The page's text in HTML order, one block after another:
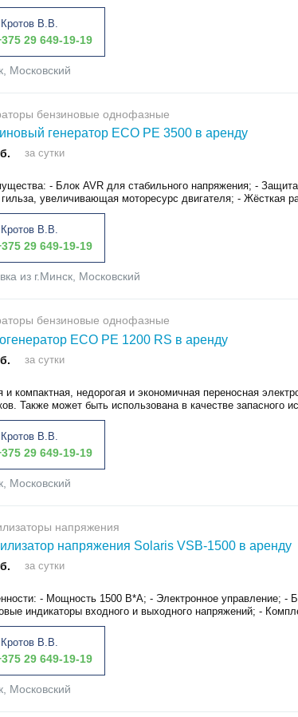
В.В.
29 649-19-19
Московский
бензиновые однофазные
генератор ECO PE 3500 в аренду
за сутки
- Блок AVR для стабильного напряжения; -
увеличивающая моторесурс двигателя; - Жёсткая
В.В.
29 649-19-19
из г.Минск, Московский
бензиновые однофазные
ECO PE 1200 RS в аренду
за сутки
и компактная, недорогая и экономичная переносная
Также может быть использована в качестве запасного
В.В.
29 649-19-19
Московский
напряжения
напряжения Solaris VSB-1500 в аренду
за сутки
- Мощность 1500 В*А; - Электронное управление; -
индикаторы входного и выходного напряжений; -
В.В.
29 649-19-19
Московский